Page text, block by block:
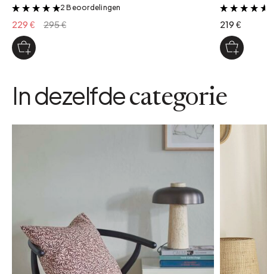
&
2 Beoordelingen
229 € 295 € 219 €
In dezelfdecategorie